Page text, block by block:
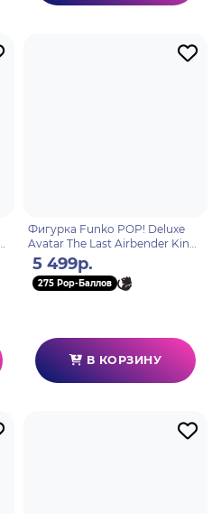
Фигурка Funko POP! Deluxe
Avatar The Last Airbender King
Bumi (1444) 72102
5 499р.
275 Pop-Баллов
В КОРЗИНУ